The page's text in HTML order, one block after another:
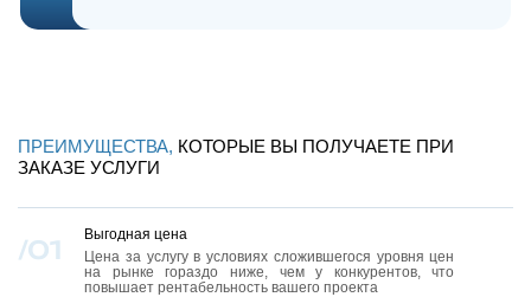
ПРЕИМУЩЕСТВА, КОТОРЫЕ ВЫ ПОЛУЧАЕТЕ ПРИ
ЗАКАЗЕ УСЛУГИ
Выгодная цена
Цена за услугу в условиях сложившегося уровня цен
на рынке гораздо ниже, чем у конкурентов, что
повышает рентабельность вашего проекта